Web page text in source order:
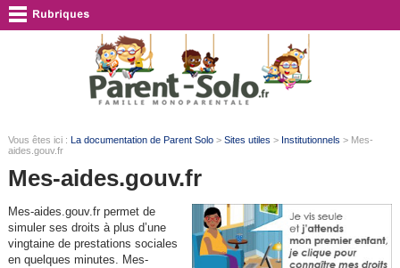
Vous êtes ici : La documentation de Parent Solo> Sites utiles > Institutionnels > Mes-
aides.gouv.fr
Mes-aides.gouv.fr
Mes-aides.gouv.fr permet de
simuler ses droits à plus d’une
vingtaine de prestations sociales
en quelques minutes. Mes-